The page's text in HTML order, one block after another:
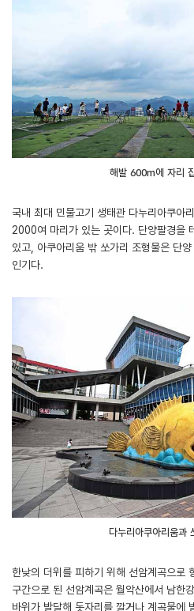
해발 600m에 자리
국내 최대 민물고기 생태관 다누리아쿠아
2000여 마리가 있는 곳이다. 단양팔경을
있고, 아쿠아리움 밖 쏘가리 조형물은 단
인기다.
다누리아쿠아리움과
한낮의 더위를 피하기 위해 선암계곡으로
구간으로 된 선암계곡은 월악산에서 남한
바위가 발달해 돗자리를 깔거나 계곡물에